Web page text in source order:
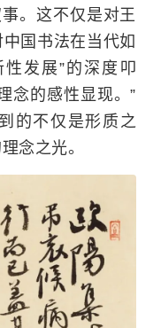
。这不仅是对王
国书法在当代如
性发展”的深度叩
念的感性显现。”
的不仅是形质之
念之光。